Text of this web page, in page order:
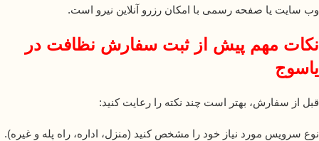
وب سایت یا صفحه رسمی با امکان رزرو آنلاین نیرو است.
نکات مهم پیش از ثبت سفارش نظافت در
یاسوج
قبل از سفارش، بهتر است چند نکته را رعایت کنید:
نوع سرویس مورد نیاز خود را مشخص کنید (منزل، اداره، راه پله و غیره).